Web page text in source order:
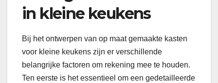
in kleine keukens
Bij het ontwerpen van op maat gemaakte kasten
voor kleine keukens zijn er verschillende
belangrijke factoren om rekening mee te houden.
Ten eerste is het essentieel om een gedetailleerde